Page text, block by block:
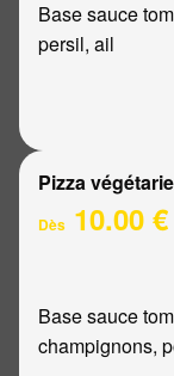
Base sauce
persil, ail
Pizza
Dès 10.00 €
Base sauce
champignons,